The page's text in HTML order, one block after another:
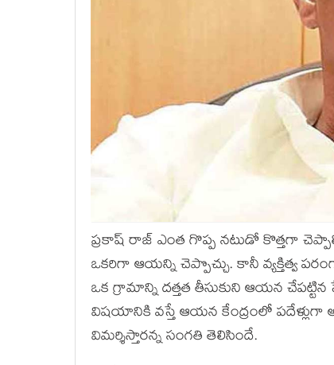
ప్రకాష్ రాజ్ ఎంత గొప్ప నటుడో కొత్తగా
ఒకరిగా ఆయన్ని చెప్పొచ్చు. కానీ
ఒక గ్రామాన్ని దత్తత తీసుకుని ఆయన
విషయానికి వస్తే ఆయన కేంద్రంలో పదేళ్లుగా
విమర్శిస్తారన్న సంగతి తెలిసిందే.